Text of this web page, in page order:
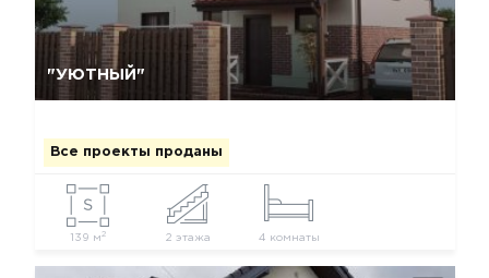
"УЮТНЫЙ"
Все проекты проданы
139 м 2 2 этажа 4 комнаты